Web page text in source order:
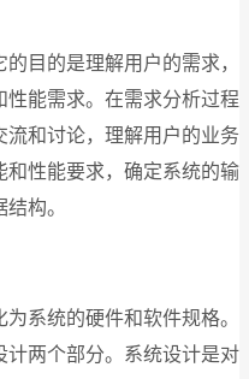
目的是理解用户的需求，
能需求。在需求分析过程
和讨论，理解用户的业务
性能要求，确定系统的输
构。
系统的硬件和软件规格。
两个部分。系统设计是对